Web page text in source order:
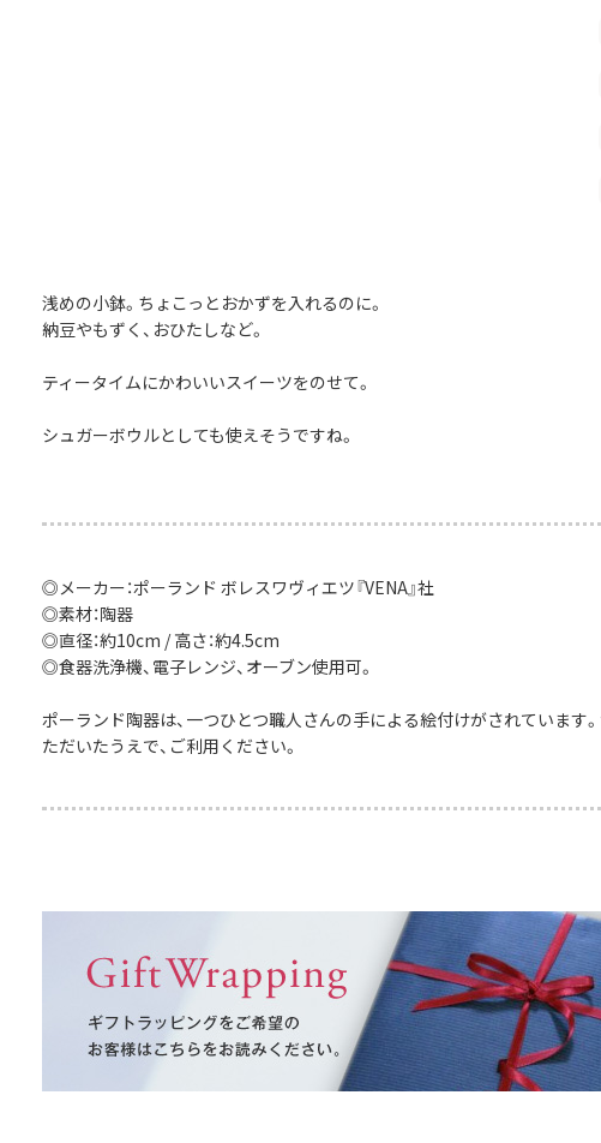
浅めの小鉢。ちょこっとおかずを入れるのに。
納豆やもずく、おひたしなど。
ティータイムにかわいいスイーツをのせて。
シュガーボウルとしても使えそうですね。
◎メーカー：ポーランド ボレスワヴィエツ『VENA』社
◎素材：陶器
◎直径：約10cm / 高さ：約4.5cm
◎食器洗浄機、電子レンジ、オーブン使用可。
ポーランド陶器は、一つひとつ職人さんの手による絵付けがされていま
ただいたうえで、ご利用ください。